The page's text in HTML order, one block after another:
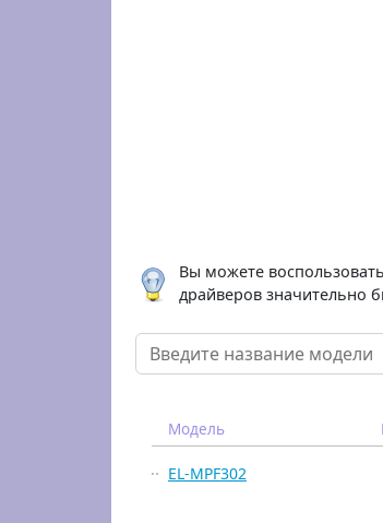
Вы можете
драйверов значительно
Модель
EL-MPF302